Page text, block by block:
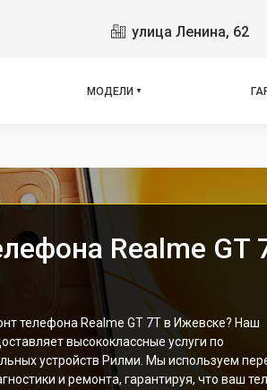
улица Ленина, 62
МОДЕЛИ
11
C67
Realme GT
телефона Realme GT 7T в Ижевске? Наш
высококлассные услуги по
устройств Рилми. Мы используем
и ремонта, гарантируя, что ваш